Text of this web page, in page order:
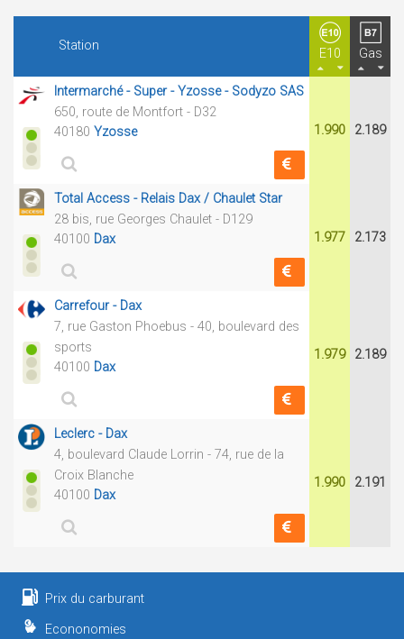
Station
E10 Gas
Intermarché - Super - Yzosse - Sodyzo SAS
650, route de Montfort - D32
40180 Yzosse 1.990 2.189
Total Access - Relais Dax / Chaulet Star
28 bis, rue Georges Chaulet - D129
40100 Dax 1.977 2.173
Carrefour - Dax
7, rue Gaston Phoebus - 40, boulevard des
sports
40100 Dax
1.979 2.189
Leclerc - Dax
4, boulevard Claude Lorrin - 74, rue de la
Croix Blanche
40100 Dax
1.990 2.191
Prix du carburant
Econonomies